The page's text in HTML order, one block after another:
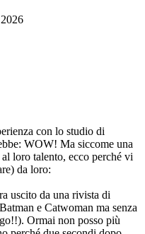
con lo studio di
WOW! Ma siccome una
loro talento, ecco perché vi
da loro:
uscito da una rivista di
e Catwoman ma senza
Ormai non posso più